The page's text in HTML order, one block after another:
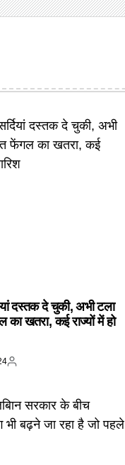
दस्तक दे चुकी, अभी टला
का खतरा, कई राज्यों में हो
Posted